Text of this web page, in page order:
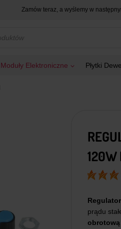
Zamów teraz, a wyślemy w
Moduły Elektroniczne Płytki
120W
prądu
obrotową